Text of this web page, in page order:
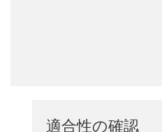
適合性の確認